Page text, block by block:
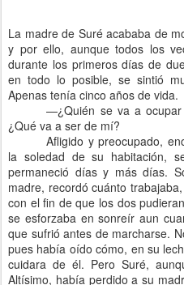
La madre de Suré acababa de
y por ello, aunque todos los
durante los primeros días de
en todo lo posible, se sintió
Apenas tenía cinco años de vida.
—¿Quién se va a
¿Qué va a ser de mí?
Afligido y preocupado,
la soledad de su habitación,
permaneció días y más días.
madre, recordó cuánto
con el fin de que los dos
se esforzaba en sonreír aun
que sufrió antes de marcharse.
pues había oído cómo, en su
cuidara de él. Pero Suré,
Altísimo, había perdido a su